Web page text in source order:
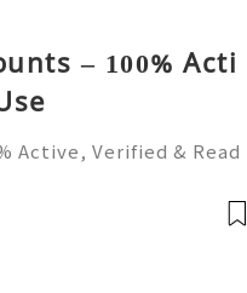
– 100% Acti
Active, Verified & Read
messaging platfo